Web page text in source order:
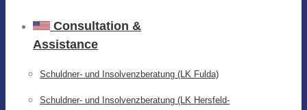
Consultation &
Assistance
Schuldner- und Insolvenzberatung (LK Fulda)
Schuldner- und Insolvenzberatung (LK Hersfeld-